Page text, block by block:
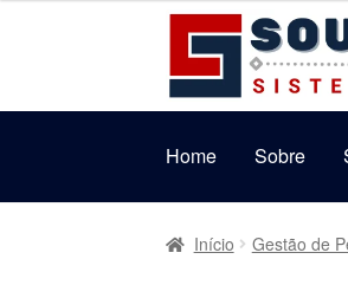
Pular
para
navegação
Pular
para
o
conteúdo
Home
Sobre
Início Gestão de